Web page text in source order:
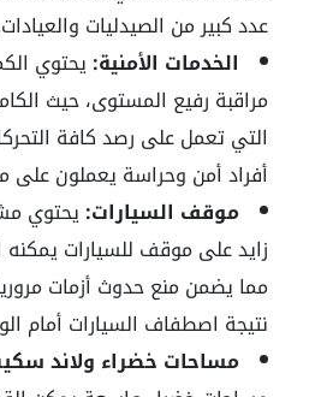
عدد كبير من الصيدليات
الخدمات الأمنية:يحتوي
مراقبة رفيع المستوى، حيث
التي تعمل على رصد كافة
أفراد أمن وحراسة يعملون على
موقف السيارات:يحتوي
زايد على موقف للسيارات يمكنه
مما يضمن منع حدوث أزمات
نتيجة اصطفاف السيارات أمام
مساحات خضراء ولاند